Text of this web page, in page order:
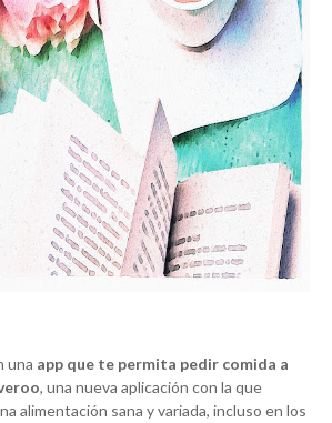
una app que te permita pedir comida a
, una nueva aplicación con la que
alimentación sana y variada, incluso en los